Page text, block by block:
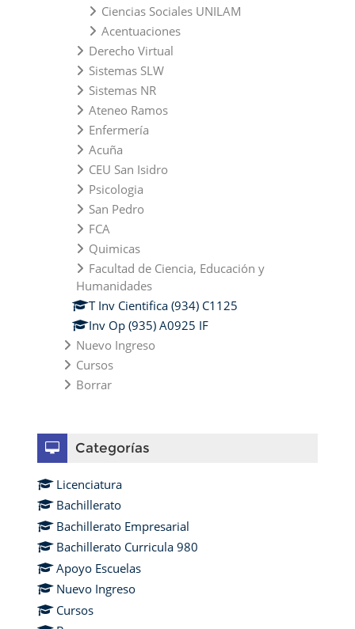
Ciencias Sociales UNILAM
Acentuaciones
Derecho Virtual
Sistemas SLW
Sistemas NR
Ateneo Ramos
Enfermería
Acuña
CEU San Isidro
Psicologia
San Pedro
FCA
Quimicas
Facultad de Ciencia, Educación y
Humanidades
T Inv Cientifica (934) C1125
Inv Op (935) A0925 IF
Nuevo Ingreso
Cursos
Borrar
Categorías
Licenciatura
Bachillerato
Bachillerato Empresarial
Bachillerato Curricula 980
Apoyo Escuelas
Nuevo Ingreso
Cursos